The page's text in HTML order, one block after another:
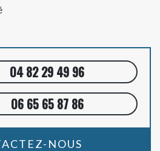
04 82 29 49 96
06 65 65 87 86
NOUS